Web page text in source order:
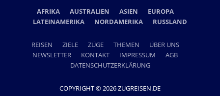
AFRIKA AUSTRALIEN ASIEN
EUROPA
LATEINAMERIKA
NORDAMERIKA RUSSLAND
REISEN ZIELE ZÜGE THEMEN
ÜBER UNS
NEWSLETTER
KONTAKT IMPRESSUM
AGB
DATENSCHUTZERKLÄRUNG
COPYRIGHT © 2026 ZUGREISEN.DE